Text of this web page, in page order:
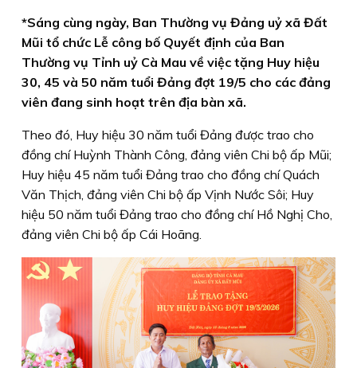
*Sáng cùng ngày, Ban Thường vụ Đảng uỷ xã Đất
Mũi tổ chức Lễ công bố Quyết định của Ban
Thường vụ Tỉnh uỷ Cà Mau về việc tặng Huy hiệu
30, 45 và 50 năm tuổi Đảng đợt 19/5 cho các đảng
viên đang sinh hoạt trên địa bàn xã.
Theo đó, Huy hiệu 30 năm tuổi Đảng được trao cho
đồng chí Huỳnh Thành Công, đảng viên Chi bộ ấp Mũi;
Huy hiệu 45 năm tuổi Đảng trao cho đồng chí Quách
Văn Thịch, đảng viên Chi bộ ấp Vịnh Nước Sôi; Huy
hiệu 50 năm tuổi Đảng trao cho đồng chí Hồ Nghị Cho,
đảng viên Chi bộ ấp Cái Hoãng.